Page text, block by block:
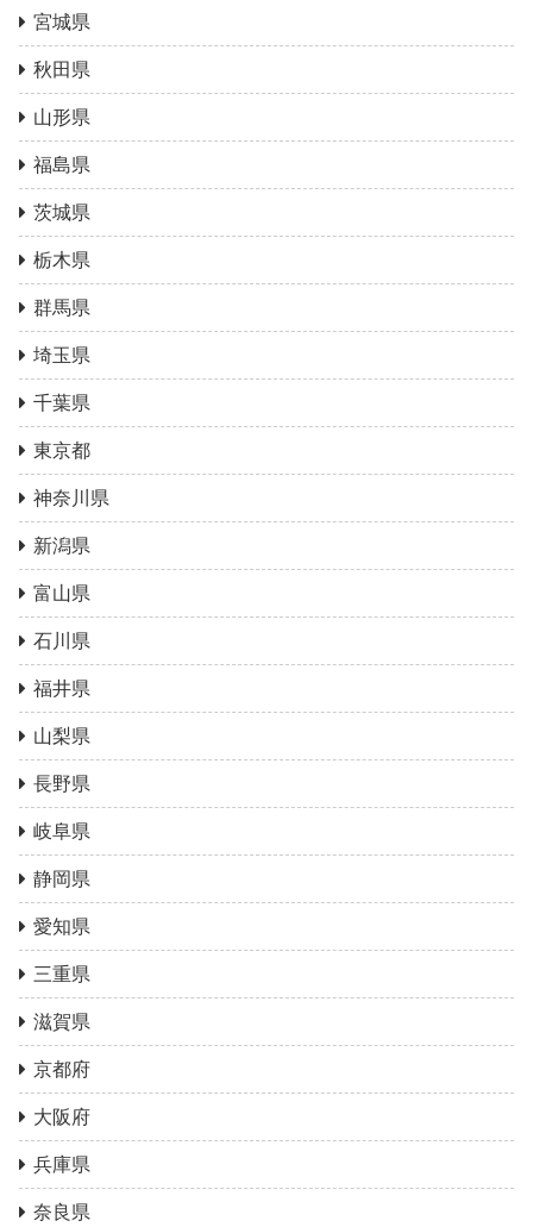
宮城県
秋田県
山形県
福島県
茨城県
栃木県
群馬県
埼玉県
千葉県
東京都
神奈川県
新潟県
富山県
石川県
福井県
山梨県
長野県
岐阜県
静岡県
愛知県
三重県
滋賀県
京都府
大阪府
兵庫県
奈良県